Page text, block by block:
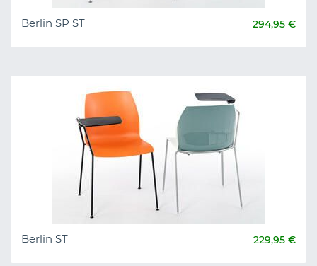
Berlin SP ST 294,95 €
Berlin ST 229,95 €